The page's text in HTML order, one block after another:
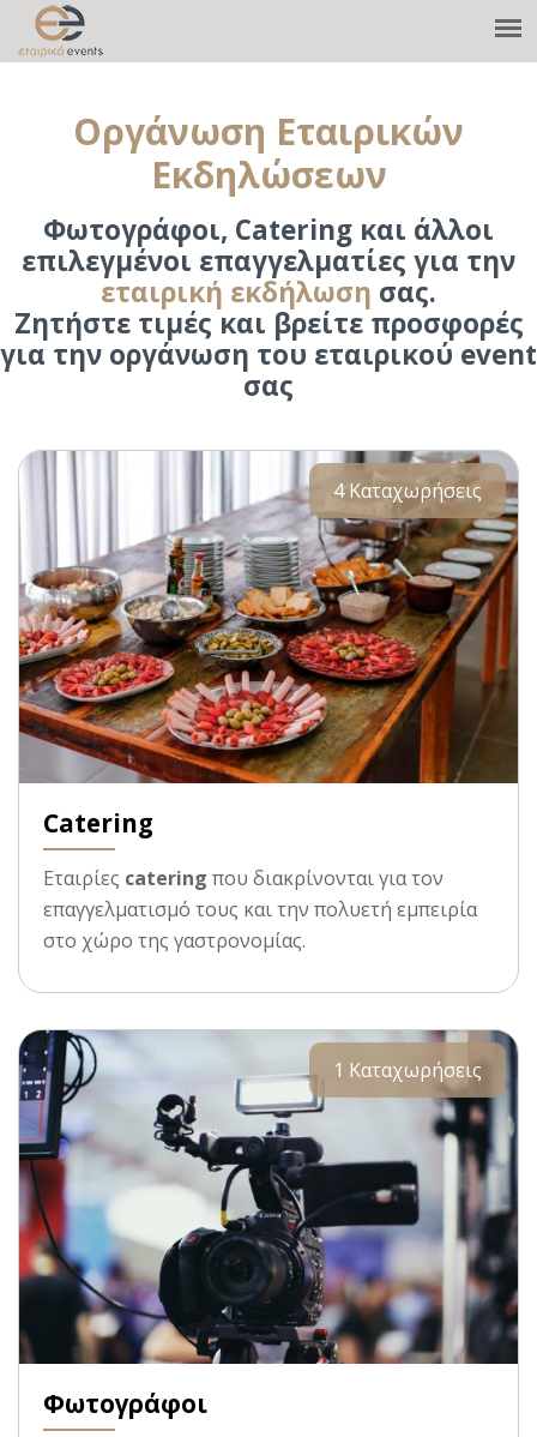
Οργάνωση Εταιρικών
Εκδηλώσεων
Φωτογράφοι, Catering και άλλοι
επιλεγμένοι επαγγελματίες για την
εταιρική εκδήλωση σας.
Ζητήστε τιμές και βρείτε προσφορές
για την οργάνωση του εταιρικού event
σας
4 Καταχωρήσεις
Catering
Eταιρίες catering που διακρίνονται για τον
επαγγελματισμό τους και την πολυετή εμπειρία
στο χώρο της γαστρονομίας.
1 Καταχωρήσεις
Φωτογράφοι